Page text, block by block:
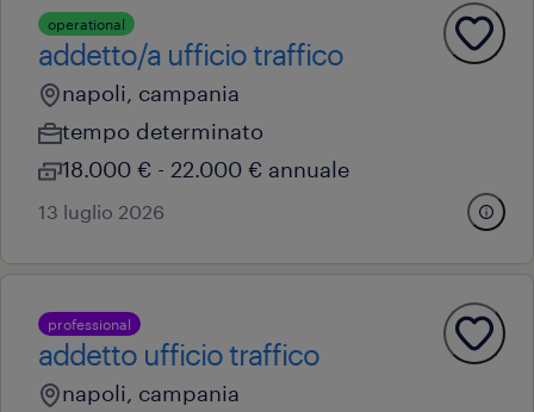
operational
addetto/a ufficio traffico
napoli, campania
tempo determinato
18.000 € - 22.000 € annuale
13 luglio 2026
professional
addetto ufficio traffico
napoli, campania